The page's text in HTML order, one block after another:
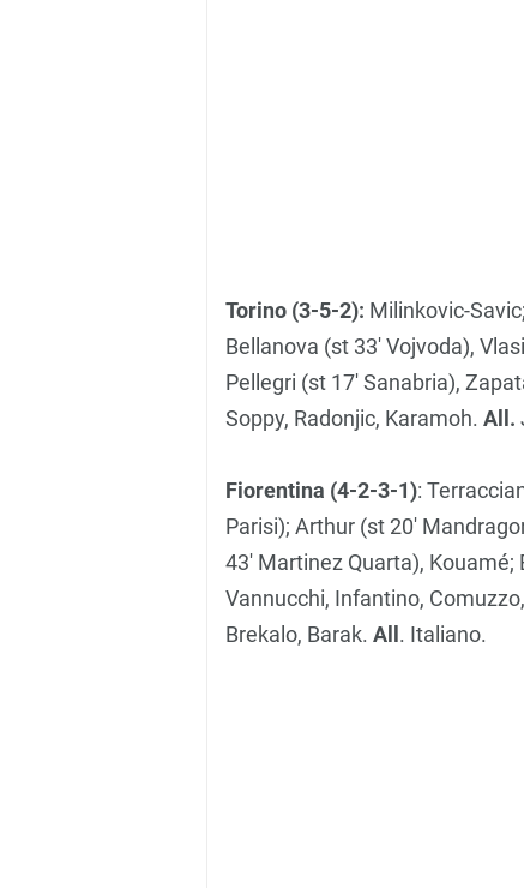
Torino (3-5-2): Milinkovic-
Bellanova (st 33′ Vojvoda),
Pellegri (st 17′ Sanabria),
Soppy, Radonjic, Karamoh. All.
Fiorentina (4-2-3-1):
Parisi); Arthur (st 20′
43′ Martinez Quarta), Kouamé;
Vannucchi, Infantino,
Brekalo, Barak. All . Italiano.